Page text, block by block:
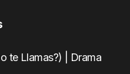
te Llamas?) | Drama